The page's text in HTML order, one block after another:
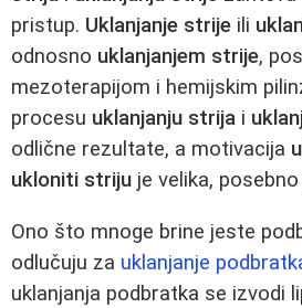
pristup. Uklanjanje strije ili
odnosno uklanjanjem strije,
mezoterapijom i hemijskim
procesu uklanjanju strija i
odlične rezultate, a motivacija
ukloniti striju je velika,
Ono što mnoge brine jeste
odlučuju za uklanjanje
uklanjanja podbratka se izvodi